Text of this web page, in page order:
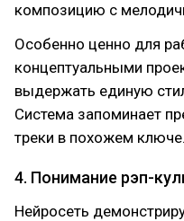
композицию с
Особенно ценно для
концептуальными
выдержать единую
Система запоминает
треки в похожем ключе.
4. Понимание рэп-
Нейросеть